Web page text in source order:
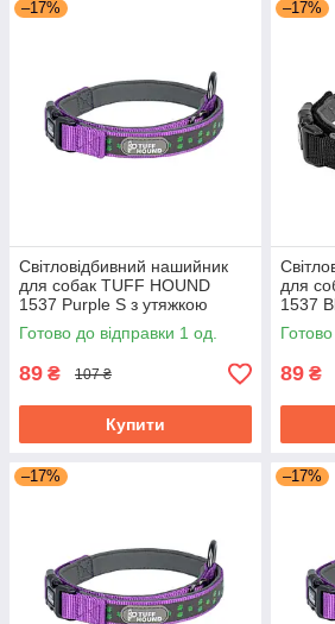
–17%
Світловідбивний нашийник
для собак TUFF HOUND
1537 Purple S з утяжкою
Готово до відправки 1 од.
89 ₴ 107 ₴
Купити
–17%
для
1537
89 ₴
–17% –17%